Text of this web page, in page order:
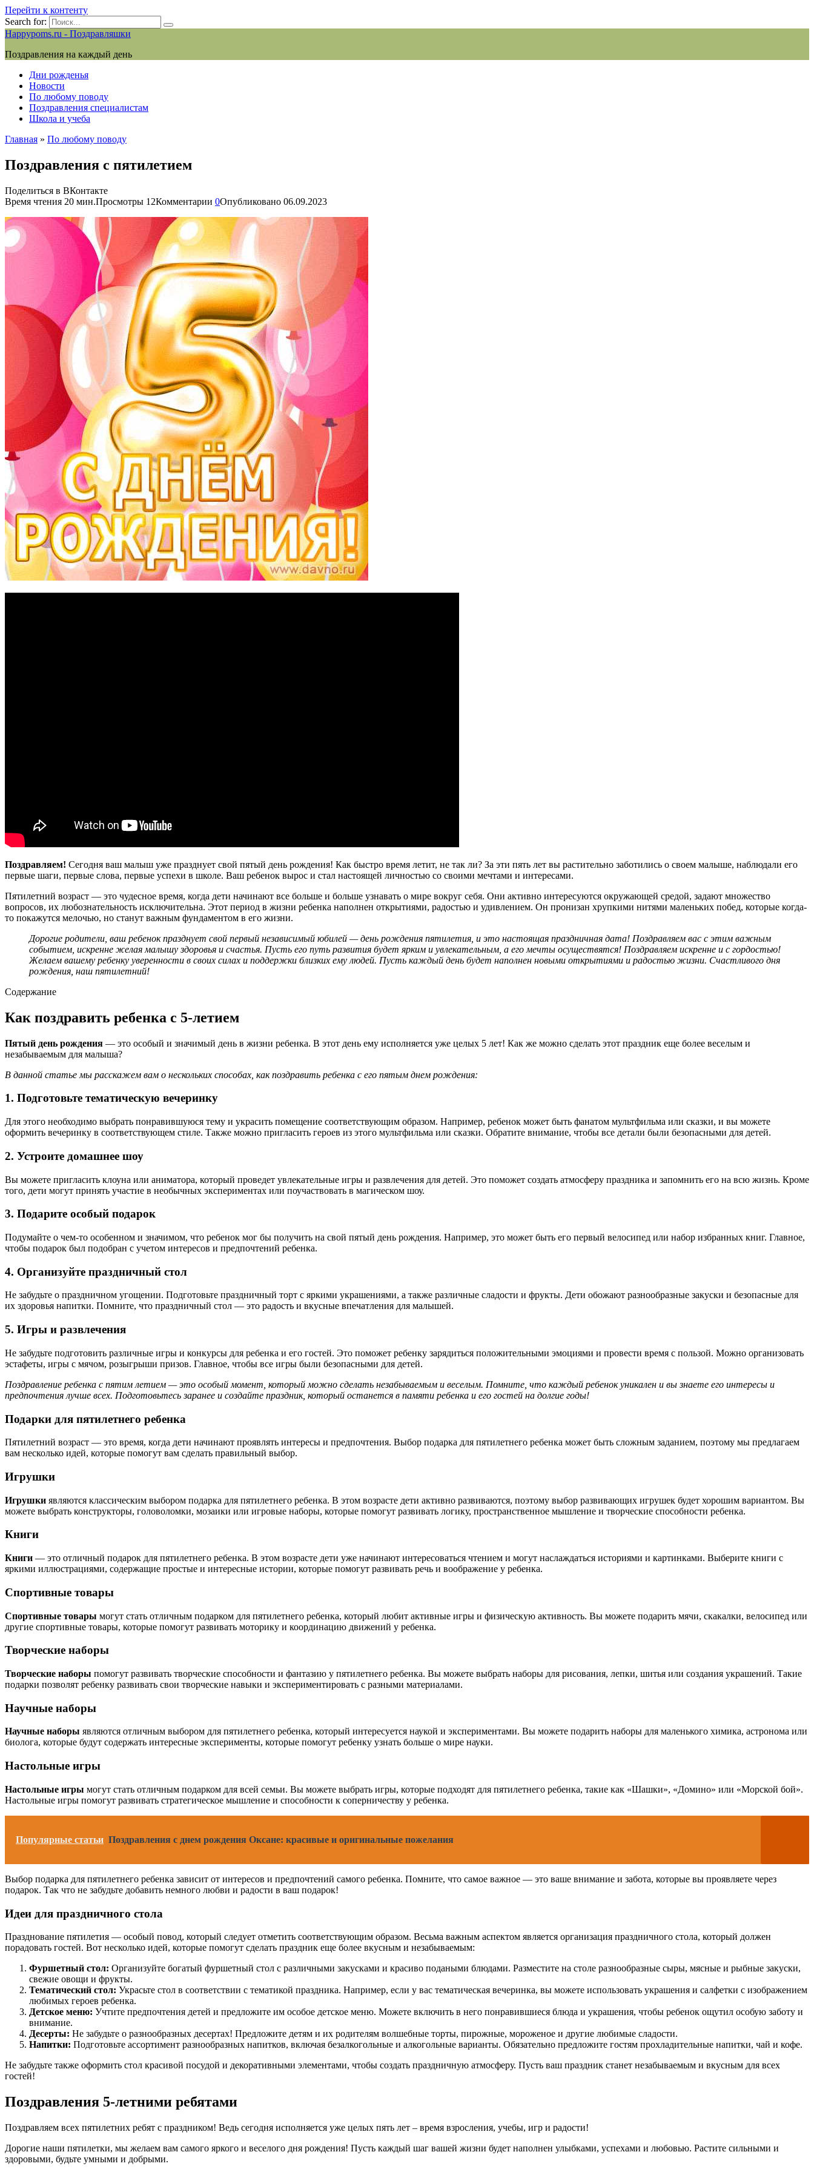
Перейти к контенту
Search for:
Happypoms.ru - Поздравляшки
Поздравления на каждый день
Дни рожденья
Новости
По любому поводу
Поздравления специалистам
Школа и учеба
Главная » По любому поводу
Поздравления с пятилетием
Поделиться в ВКонтакте
Время чтения 20 мин.Просмотры 12Комментарии 0Опубликовано 06.09.2023
Поздравляем! Сегодня ваш малыш уже празднует свой пятый день рождения! Как быстро время летит, не так ли? За эти пять лет вы растительно заботились о своем малыше, наблюдали его
первые шаги, первые слова, первые успехи в школе. Ваш ребенок вырос и стал настоящей личностью со своими мечтами и интересами.
Пятилетний возраст — это чудесное время, когда дети начинают все больше и больше узнавать о мире вокруг себя. Они активно интересуются окружающей средой, задают множество
вопросов, их любознательность исключительна. Этот период в жизни ребенка наполнен открытиями, радостью и удивлением. Он пронизан хрупкими нитями маленьких побед, которые когда-
то покажутся мелочью, но станут важным фундаментом в его жизни.
Дорогие родители, ваш ребенок празднует свой первый независимый юбилей — день рождения пятилетия, и это настоящая праздничная дата! Поздравляем вас с этим важным
событием, искренне желая малышу здоровья и счастья. Пусть его путь развития будет ярким и увлекательным, а его мечты осуществятся! Поздравляем искренне и с гордостью!
Желаем вашему ребенку уверенности в своих силах и поддержки близких ему людей. Пусть каждый день будет наполнен новыми открытиями и радостью жизни. Счастливого дня
рождения, наш пятилетний!
Содержание
Как поздравить ребенка с 5-летием
Пятый день рождения — это особый и значимый день в жизни ребенка. В этот день ему исполняется уже целых 5 лет! Как же можно сделать этот праздник еще более веселым и
незабываемым для малыша?
В данной статье мы расскажем вам о нескольких способах, как поздравить ребенка с его пятым днем рождения:
1. Подготовьте тематическую вечеринку
Для этого необходимо выбрать понравившуюся тему и украсить помещение соответствующим образом. Например, ребенок может быть фанатом мультфильма или сказки, и вы можете
оформить вечеринку в соответствующем стиле. Также можно пригласить героев из этого мультфильма или сказки. Обратите внимание, чтобы все детали были безопасными для детей.
2. Устроите домашнее шоу
Вы можете пригласить клоуна или аниматора, который проведет увлекательные игры и развлечения для детей. Это поможет создать атмосферу праздника и запомнить его на всю жизнь. Кроме
того, дети могут принять участие в необычных экспериментах или поучаствовать в магическом шоу.
3. Подарите особый подарок
Подумайте о чем-то особенном и значимом, что ребенок мог бы получить на свой пятый день рождения. Например, это может быть его первый велосипед или набор избранных книг. Главное,
чтобы подарок был подобран с учетом интересов и предпочтений ребенка.
4. Организуйте праздничный стол
Не забудьте о праздничном угощении. Подготовьте праздничный торт с яркими украшениями, а также различные сладости и фрукты. Дети обожают разнообразные закуски и безопасные для
их здоровья напитки. Помните, что праздничный стол — это радость и вкусные впечатления для малышей.
5. Игры и развлечения
Не забудьте подготовить различные игры и конкурсы для ребенка и его гостей. Это поможет ребенку зарядиться положительными эмоциями и провести время с пользой. Можно организовать
эстафеты, игры с мячом, розыгрыши призов. Главное, чтобы все игры были безопасными для детей.
Поздравление ребенка с пятим летием — это особый момент, который можно сделать незабываемым и веселым. Помните, что каждый ребенок уникален и вы знаете его интересы и
предпочтения лучше всех. Подготовьтесь заранее и создайте праздник, который останется в памяти ребенка и его гостей на долгие годы!
Подарки для пятилетнего ребенка
Пятилетний возраст — это время, когда дети начинают проявлять интересы и предпочтения. Выбор подарка для пятилетнего ребенка может быть сложным заданием, поэтому мы предлагаем
вам несколько идей, которые помогут вам сделать правильный выбор.
Игрушки
Игрушки являются классическим выбором подарка для пятилетнего ребенка. В этом возрасте дети активно развиваются, поэтому выбор развивающих игрушек будет хорошим вариантом. Вы
можете выбрать конструкторы, головоломки, мозаики или игровые наборы, которые помогут развивать логику, пространственное мышление и творческие способности ребенка.
Книги
Книги — это отличный подарок для пятилетнего ребенка. В этом возрасте дети уже начинают интересоваться чтением и могут наслаждаться историями и картинками. Выберите книги с
яркими иллюстрациями, содержащие простые и интересные истории, которые помогут развивать речь и воображение у ребенка.
Спортивные товары
Спортивные товары могут стать отличным подарком для пятилетнего ребенка, который любит активные игры и физическую активность. Вы можете подарить мячи, скакалки, велосипед или
другие спортивные товары, которые помогут развивать моторику и координацию движений у ребенка.
Творческие наборы
Творческие наборы помогут развивать творческие способности и фантазию у пятилетнего ребенка. Вы можете выбрать наборы для рисования, лепки, шитья или создания украшений. Такие
подарки позволят ребенку развивать свои творческие навыки и экспериментировать с разными материалами.
Научные наборы
Научные наборы являются отличным выбором для пятилетнего ребенка, который интересуется наукой и экспериментами. Вы можете подарить наборы для маленького химика, астронома или
биолога, которые будут содержать интересные эксперименты, которые помогут ребенку узнать больше о мире науки.
Настольные игры
Настольные игры могут стать отличным подарком для всей семьи. Вы можете выбрать игры, которые подходят для пятилетнего ребенка, такие как «Шашки», «Домино» или «Морской бой».
Настольные игры помогут развивать стратегическое мышление и способности к соперничеству у ребенка.
Популярные статьи Поздравления с днем рождения Оксане: красивые и оригинальные пожелания
Выбор подарка для пятилетнего ребенка зависит от интересов и предпочтений самого ребенка. Помните, что самое важное — это ваше внимание и забота, которые вы проявляете через
подарок. Так что не забудьте добавить немного любви и радости в ваш подарок!
Идеи для праздничного стола
Празднование пятилетия — особый повод, который следует отметить соответствующим образом. Весьма важным аспектом является организация праздничного стола, который должен
порадовать гостей. Вот несколько идей, которые помогут сделать праздник еще более вкусным и незабываемым:
Фуршетный стол: Организуйте богатый фуршетный стол с различными закусками и красиво подаными блюдами. Разместите на столе разнообразные сыры, мясные и рыбные закуски,
свежие овощи и фрукты.
Тематический стол: Украсьте стол в соответствии с тематикой праздника. Например, если у вас тематическая вечеринка, вы можете использовать украшения и салфетки с изображением
любимых героев ребенка.
Детское меню: Учтите предпочтения детей и предложите им особое детское меню. Можете включить в него понравившиеся блюда и украшения, чтобы ребенок ощутил особую заботу и
внимание.
Десерты: Не забудьте о разнообразных десертах! Предложите детям и их родителям волшебные торты, пирожные, мороженое и другие любимые сладости.
Напитки: Подготовьте ассортимент разнообразных напитков, включая безалкогольные и алкогольные варианты. Обязательно предложите гостям прохладительные напитки, чай и кофе.
Не забудьте также оформить стол красивой посудой и декоративными элементами, чтобы создать праздничную атмосферу. Пусть ваш праздник станет незабываемым и вкусным для всех
гостей!
Поздравления 5-летними ребятами
Поздравляем всех пятилетних ребят с праздником! Ведь сегодня исполняется уже целых пять лет – время взросления, учебы, игр и радости!
Дорогие наши пятилетки, мы желаем вам самого яркого и веселого дня рождения! Пусть каждый шаг вашей жизни будет наполнен улыбками, успехами и любовью. Растите сильными и
здоровыми, будьте умными и добрыми.